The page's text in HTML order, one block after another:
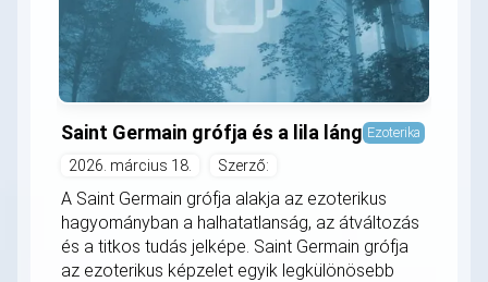
Saint Germain grófja és a lila láng Ezoterika
2026. március 18. Szerző:
A Saint Germain grófja alakja az ezoterikus
hagyományban a halhatatlanság, az átváltozás
és a titkos tudás jelképe. Saint Germain grófja
az ezoterikus képzelet egyik legkülönösebb